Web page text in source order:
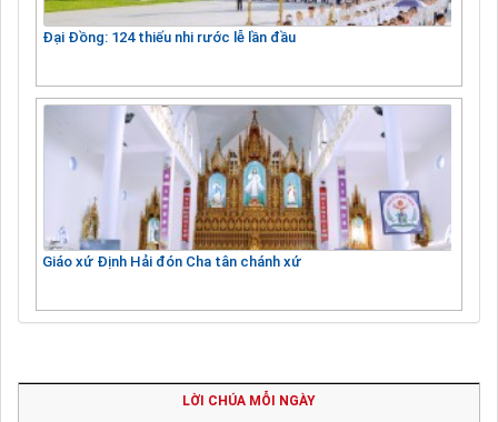
Đại Đồng: 124 thiếu nhi rước lễ lần đầu
Giáo xứ Định Hải đón Cha tân chánh xứ
LỜI CHÚA MỖI NGÀY